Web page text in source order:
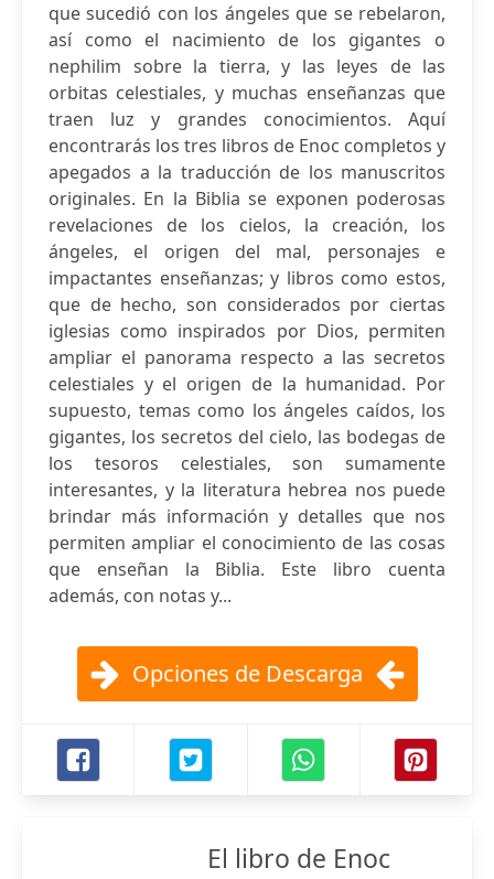
que sucedió con los ángeles que se rebelaron,
así como el nacimiento de los gigantes o
nephilim sobre la tierra, y las leyes de las
orbitas celestiales, y muchas enseñanzas que
traen luz y grandes conocimientos. Aquí
encontrarás los tres libros de Enoc completos y
apegados a la traducción de los manuscritos
originales. En la Biblia se exponen poderosas
revelaciones de los cielos, la creación, los
ángeles, el origen del mal, personajes e
impactantes enseñanzas; y libros como estos,
que de hecho, son considerados por ciertas
iglesias como inspirados por Dios, permiten
ampliar el panorama respecto a las secretos
celestiales y el origen de la humanidad. Por
supuesto, temas como los ángeles caídos, los
gigantes, los secretos del cielo, las bodegas de
los tesoros celestiales, son sumamente
interesantes, y la literatura hebrea nos puede
brindar más información y detalles que nos
permiten ampliar el conocimiento de las cosas
que enseñan la Biblia. Este libro cuenta
además, con notas y...
Opciones de Descarga
El libro de Enoc